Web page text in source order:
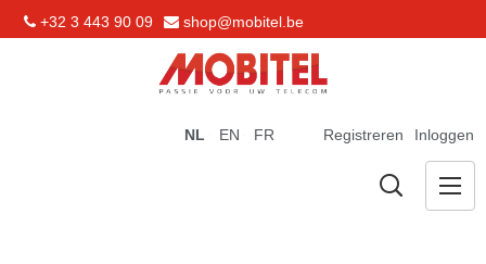
+32 3 443 90 09 shop@mobitel.be
Registreren Inloggen
NL EN FR